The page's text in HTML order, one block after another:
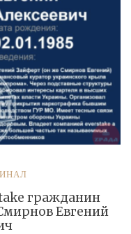
гражданин
Евгений